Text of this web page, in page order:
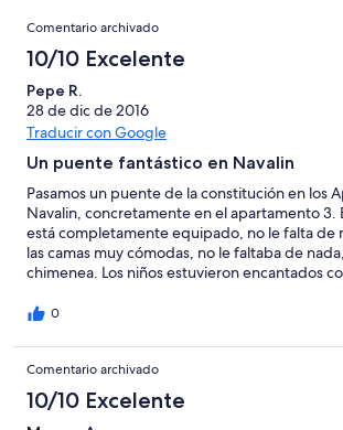
puntuación
de
Excelente
con
puntuación
de
Bueno
con
puntuación
de
Normal
total
con
una
puntuación
de
Mediocre
un
total
de
con
puntuación
de
Horrible
Comentarios
Comentario archivado
10/10 Excelente
Pepe R.
28 de dic de 2016
Traducir con Google
Un puente fantástico en Navalin
Pasamos un puente de la constitución en los
Navalin, concretamente en el apartamento 3.
está completamente equipado, no le falta de
las camas muy cómodas, no le faltaba de
chimenea. Los niños estuvieron encantados
cerquita de Ribadeo y de Tapia. A la playa
0
Comentario archivado
10/10 Excelente